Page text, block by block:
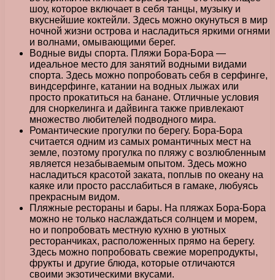
шоу, которое включает в себя танцы, музыку и
вкуснейшие коктейли. Здесь можно окунуться в мир
ночной жизни острова и насладиться яркими огнями
и волнами, омывающими берег.
Водные виды спорта. Пляжи Бора-Бора —
идеальное место для занятий водными видами
спорта. Здесь можно попробовать себя в серфинге,
виндсерфинге, катании на водных лыжах или
просто прокатиться на банане. Отличные условия
для сноркелинга и дайвинга также привлекают
множество любителей подводного мира.
Романтические прогулки по берегу. Бора-Бора
считается одним из самых романтичных мест на
земле, поэтому прогулка по пляжу с возлюбленным
является незабываемым опытом. Здесь можно
насладиться красотой заката, поплыв по океану на
каяке или просто расслабиться в гамаке, любуясь
прекрасным видом.
Пляжные рестораны и бары. На пляжах Бора-Бора
можно не только наслаждаться солнцем и морем,
но и попробовать местную кухню в уютных
ресторанчиках, расположенных прямо на берегу.
Здесь можно попробовать свежие морепродукты,
фрукты и другие блюда, которые отличаются
своими экзотическими вкусами.